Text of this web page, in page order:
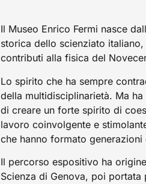
Il Museo Enrico Fermi nasce
storica dello scienziato
contributi alla fisica del
Lo spirito che ha sempre
della multidisciplinarietà. Ma
di creare un forte spirito di
lavoro coinvolgente e
che hanno formato
Il percorso espositivo ha
Scienza di Genova, poi portata